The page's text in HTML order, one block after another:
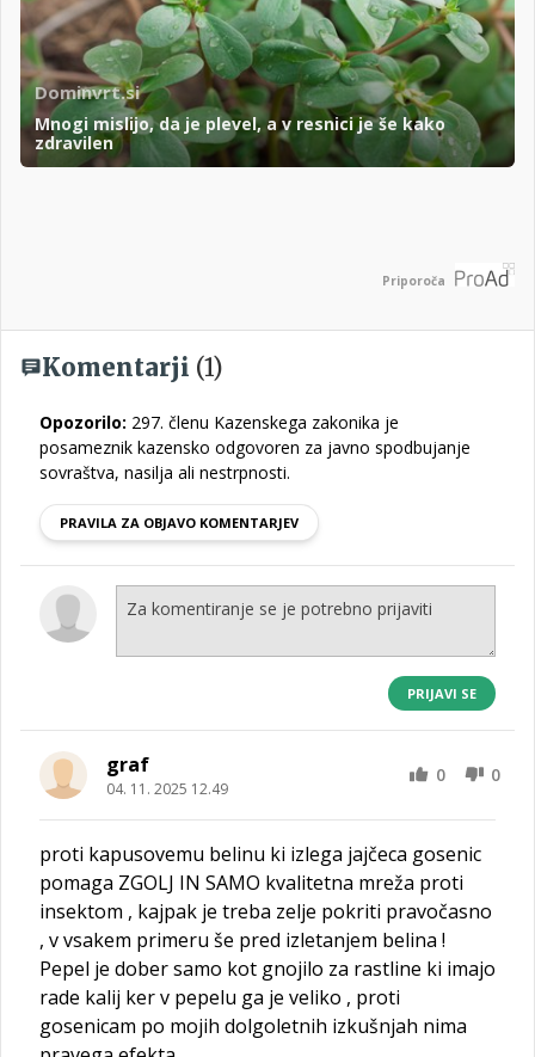
Dominvrt.si
Mnogi mislijo, da je plevel, a v resnici je še kako
zdravilen
Priporoča
Komentarji (1)
Opozorilo: 297. členu Kazenskega zakonika je
posameznik kazensko odgovoren za javno spodbujanje
sovraštva, nasilja ali nestrpnosti.
PRAVILA ZA OBJAVO KOMENTARJEV
PRIJAVI SE
graf
04. 11. 2025 12.49
0 0
proti kapusovemu belinu ki izlega jajčeca gosenic
pomaga ZGOLJ IN SAMO kvalitetna mreža proti
insektom , kajpak je treba zelje pokriti pravočasno
, v vsakem primeru še pred izletanjem belina !
Pepel je dober samo kot gnojilo za rastline ki imajo
rade kalij ker v pepelu ga je veliko , proti
gosenicam po mojih dolgoletnih izkušnjah nima